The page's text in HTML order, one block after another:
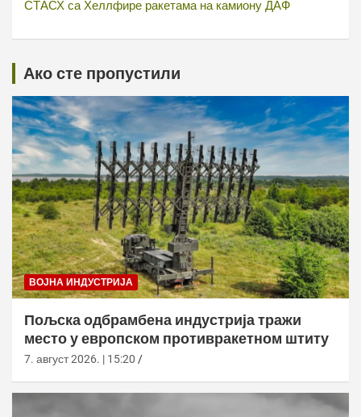
СТАСХ са Хеллфире ракетама на камиону ДАФ
Ако сте пропустили
ВОЈНА ИНДУСТРИЈА
Пољска одбрамбена индустрија тражи
место у европском противракетном штиту
7. август 2026. | 15:20